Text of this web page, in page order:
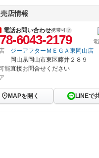
店情報
電話お問い合わせ携帯可
6043-2179
ジーアフターＭＥＧＡ東岡山店
岡山県岡山市東区藤井２８９
能直接お問合せください
MAPを開く LINEで